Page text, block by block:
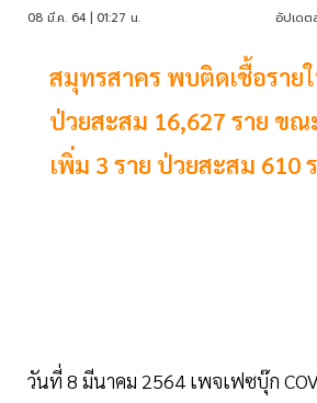
08 มี.ค. 64 | 01:27 น. อัปเดต
สมุทรสาคร พบติดเชื้อราย
ป่วยสะสม 16,627 ราย ข
เพิ่ม 3 ราย ป่วยสะสม 610
วันที่ 8 มีนาคม 2564 เพจเฟซบุ๊ก